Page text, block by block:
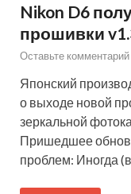
Nikon D6
прошивки
Оставьте комментарий
Японский
о выходе новой
зеркальной
Пришедшее
проблем: Иногда